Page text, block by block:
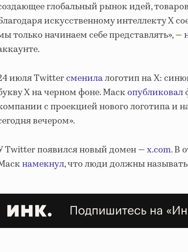
глобальный рынок идей,
искусственному интеллекту X
только начинаем себе представлять», —
июля Twitterсменилалоготип на X:
Х на черном фоне. Маскопубликовал
с проекцией нового логотипа и
вечером».
Twitter появился новый домен —x.com. В
намекнул, что люди должны